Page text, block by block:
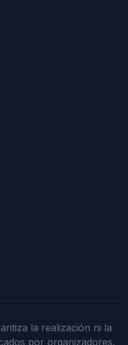
la realización ni la
por organizadores.